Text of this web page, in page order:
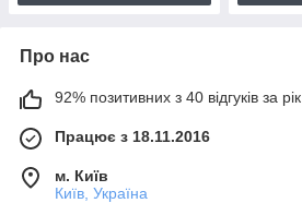
Про нас
92% позитивних з 40 відгуків за рік
Працює з 18.11.2016
м. Київ
Київ, Україна